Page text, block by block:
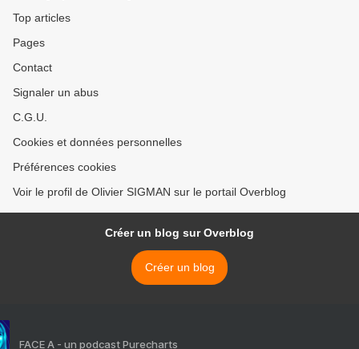
Top articles
Pages
Contact
Signaler un abus
C.G.U.
Cookies et données personnelles
Préférences cookies
Voir le profil de Olivier SIGMAN sur le portail Overblog
Créer un blog sur Overblog
Créer un blog
FACE A - un podcast Purecharts